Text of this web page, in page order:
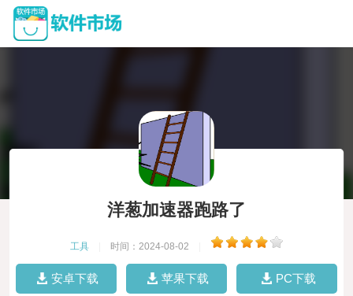
洋葱加速器跑路了
工具 时间：2024-08-02
安卓下载 苹果下载 PC下载